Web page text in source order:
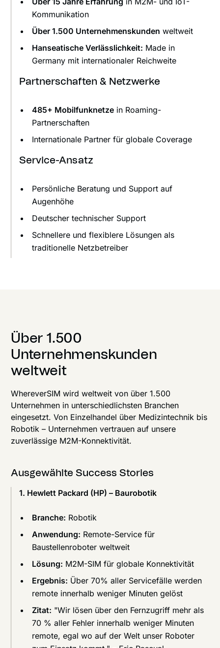
Kommunikation
Über 1.500 Unternehmenskunden weltweit
Hanseatische Verlässlichkeit: Made in
Germany mit internationaler Reichweite
Partnerschaften & Netzwerke
485+ Mobilfunknetze in Roaming-
Partnerschaften
Internationale Partner für globale Coverage
Service-Ansatz
Persönliche Beratung und Support auf
Augenhöhe
Deutscher technischer Support
Schnellere und flexiblere Lösungen als
traditionelle Netzbetreiber
Über 1.500
Unternehmenskunden
weltweit
WhereverSIM wird weltweit von über 1.500
Unternehmen in unterschiedlichsten Branchen
eingesetzt. Von Einzelhandel über Medizintechnik bis
Robotik – Unternehmen vertrauen auf unsere
zuverlässige M2M-Konnektivität.
Ausgewählte Success Stories
1. Hewlett Packard (HP) – Baurobotik
Branche: Robotik
Anwendung: Remote-Service für
Baustellenroboter weltweit
Lösung: M2M-SIM für globale Konnektivität
Ergebnis: Über 70% aller Servicefälle werden
remote innerhalb weniger Minuten gelöst
Zitat: "Wir lösen über den Fernzugriff mehr als
70 % aller Fehler innerhalb weniger Minuten
remote, egal wo auf der Welt unser Roboter